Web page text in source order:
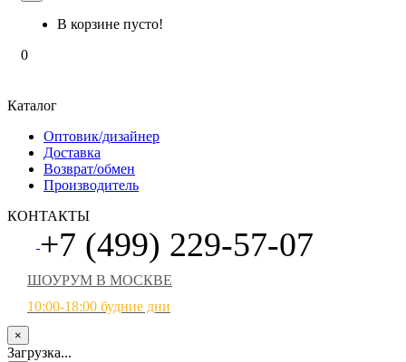
В корзине пусто!
0
Каталог
Оптовик/дизайнер
Доставка
Возврат/обмен
Производитель
КОНТАКТЫ
+7 (499) 229-57-07
ШОУРУМ В МОСКВЕ
10:00-18:00 будние дни
×
Загрузка...